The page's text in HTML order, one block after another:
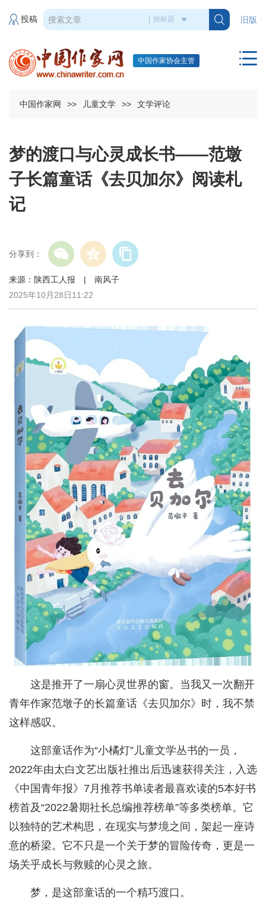
旧版
投稿
中国作家协会主管
中国作家网 >> 儿童文学 >> 文学评论
梦的渡口与心灵成长书——范墩
子长篇童话《去贝加尔》阅读札
记
分享到：
来源：陕西工人报 | 南风子
2025年10月28日11:22
这是推开了一扇心灵世界的窗。当我又一次翻开
青年作家范墩子的长篇童话《去贝加尔》时，我不禁
这样感叹。
这部童话作为“小橘灯”儿童文学丛书的一员，
2022年由太白文艺出版社推出后迅速获得关注，入选
《中国青年报》7月推荐书单读者最喜欢读的5本好书
榜首及“2022暑期社长总编推荐榜单”等多类榜单。它
以独特的艺术构思，在现实与梦境之间，架起一座诗
意的桥梁。它不只是一个关于梦的冒险传奇，更是一
场关乎成长与救赎的心灵之旅。
梦，是这部童话的一个精巧渡口。